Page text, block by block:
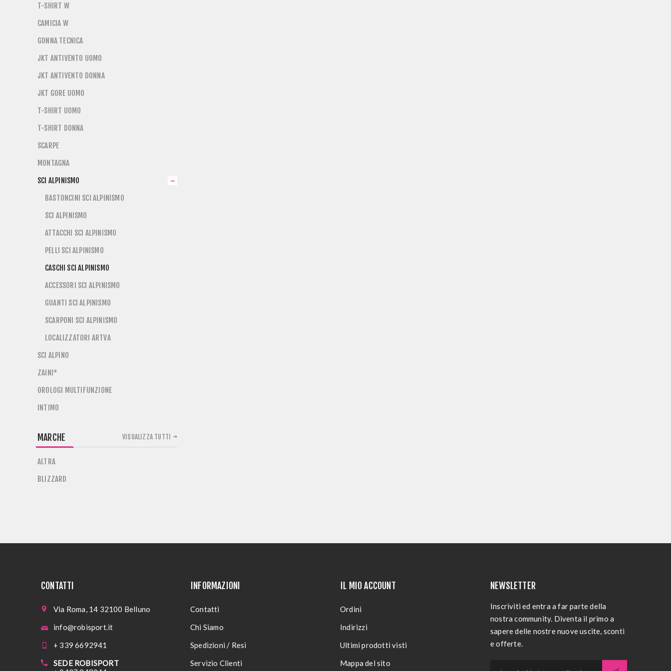
T-SHIRT W
CAMICIA W
GONNA TECNICA
JKT ANTIVENTO UOMO
JKT ANTIVENTO DONNA
JKT GORE UOMO
T-SHIRT UOMO
T-SHIRT DONNA
SCARPE
MONTAGNA
SCI ALPINISMO
BASTONCINI SCI ALPINISMO
SCI ALPINISMO
ATTACCHI SCI ALPINISMO
PELLI SCI ALPINISMO
CASCHI SCI ALPINISMO
ACCESSORI SCI ALPINISMO
GUANTI SCI ALPINISMO
SCARPONI SCI ALPINISMO
LOCALIZZATORI ARTVA
SCI ALPINO
ZAINI*
OROLOGI MULTIFUNZIONE
INTIMO
MARCHE
ALTRA
BLIZZARD
VISUALIZZA TUTTI
CONTATTI
Via Roma, 14 32100 Belluno
info@robisport.it
+ 339 6692941
SEDE ROBISPORT
INFORMAZIONI
Contatti
Chi Siamo
Spedizioni / Resi
Servizio Clienti
IL MIO ACCOUNT
Ordini
Indirizzi
Ultimi prodotti visti
Mappa del sito
NEWSLETTER
Inscriviti ed entra a far parte della
nostra community. Diventa il primo a
sapere delle nostre nuove uscite, sconti
e offerte.